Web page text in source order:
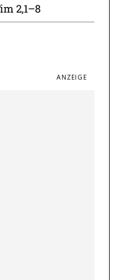
2,1–8